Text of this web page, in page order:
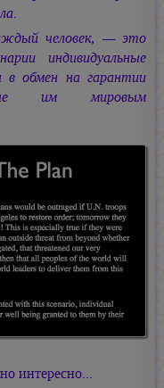
человек, — это
индивидуальные
в обмен на гарантии
им мировым
интересно...